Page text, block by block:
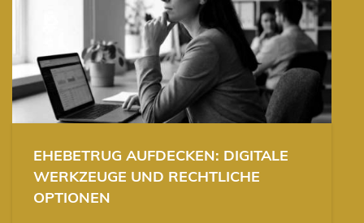
EHEBETRUG AUFDECKEN: DIGITALE
WERKZEUGE UND RECHTLICHE
OPTIONEN